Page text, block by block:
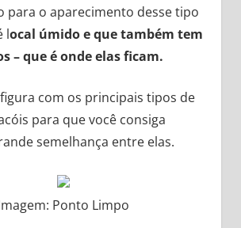
para o aparecimento desse tipo
local úmido e que também tem
– que é onde elas ficam.
com os principais tipos de
para que você consiga
semelhança entre elas.
Ponto Limpo